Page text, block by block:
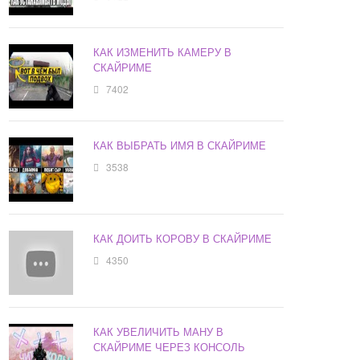
КАК ИЗМЕНИТЬ КАМЕРУ В
СКАЙРИМЕ
7402
КАК ВЫБРАТЬ ИМЯ В СКАЙРИМЕ
3538
КАК ДОИТЬ КОРОВУ В СКАЙРИМЕ
4350
КАК УВЕЛИЧИТЬ МАНУ В
СКАЙРИМЕ ЧЕРЕЗ КОНСОЛЬ